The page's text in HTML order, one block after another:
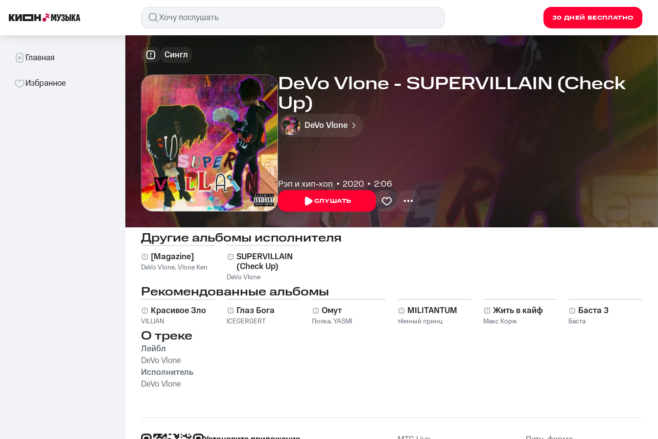
30 ДНЕЙ БЕСПЛАТНО
Главная
Избранное
Сингл
DeVo Vlone - SUPERVILLAIN (Check
Up)
DeVo Vlone
Рэп и хип-хоп 2020 2:06
СЛУШАТЬ
Другие альбомы исполнителя
[Magazine]
DeVo Vlone,Vlone Ken
SUPERVILLAIN
(Check Up)
DeVo Vlone
Рекомендованные альбомы
Красивое Зло
VILLIAN
Глаз Бога
ICEGERGERT
Омут
Полка,YASMI
MILITANTUM
тёмный принц
Жить в кайф
Макс Корж
Баста 3
Баста
О треке
Лейбл
DeVo Vlone
Исполнитель
DeVo Vlone